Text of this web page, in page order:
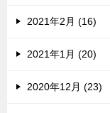
2021年2月 (16)
2021年1月 (20)
2020年12月 (23)